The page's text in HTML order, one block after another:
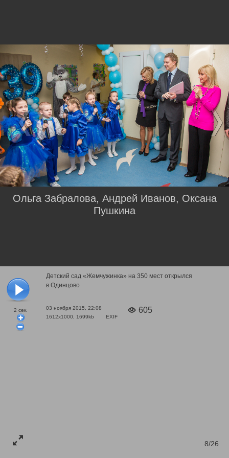
2 сек.
Детский сад «Жемчужинка» на 350 мест открылся
в Одинцово
03 ноября 2015, 22:08
1612x1000, 1699kb
EXIF
605
8/26
Ольга Забралова, Андрей Иванов, Оксана
Пушкина